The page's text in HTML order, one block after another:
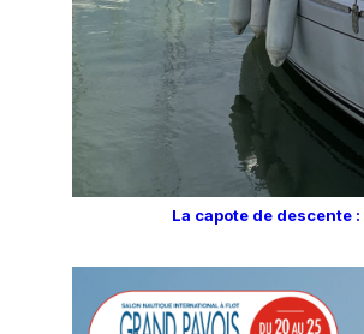
La capote de descente :